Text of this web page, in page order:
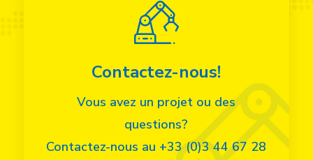
Contactez-nous!
Vous avez un projet ou des
questions?
Contactez-nous au +33 (0)3 44 67 28